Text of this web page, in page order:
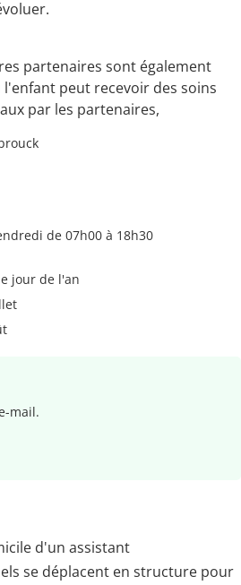
partenaires sont également
peut recevoir des soins
par les partenaires,
de 07h00 à 18h30
jour de l'an
mail.
d'un assistant
se déplacent en structure pour